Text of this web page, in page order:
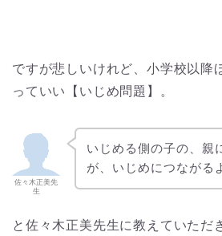
ですが悲しいけれど、小学校以降
っていい【いじめ問題】。
佐々木正美先
生
いじめる側の子の、親
が、いじめにつながる
と佐々木正美先生に教えていただ